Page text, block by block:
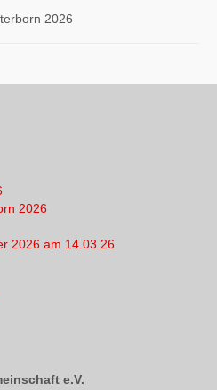
2026
2026
2026 am 14.03.26
e.V.